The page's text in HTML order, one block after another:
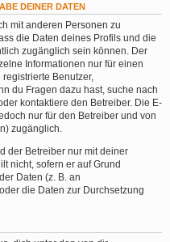
DEINER DATEN
mit anderen Personen zu
die Daten deines Profils und die
zugänglich sein können. Der
Informationen nur für einen
Benutzer,
du Fragen dazu hast, suche nach
kontaktiere den Betreiber. Die E-
nur für den Betreiber und von
zugänglich.
der Betreiber nur mit deiner
nicht, sofern er auf Grund
Daten (z. B. an
die Daten zur Durchsetzung